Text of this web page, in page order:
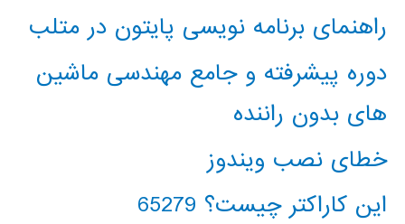
راهنمای برنامه نویسی پایتون در متلب
دوره پیشرفته و جامع مهندسی ماشین
های بدون راننده
خطای نصب ویندوز
این کاراکتر چیست؟ 65279